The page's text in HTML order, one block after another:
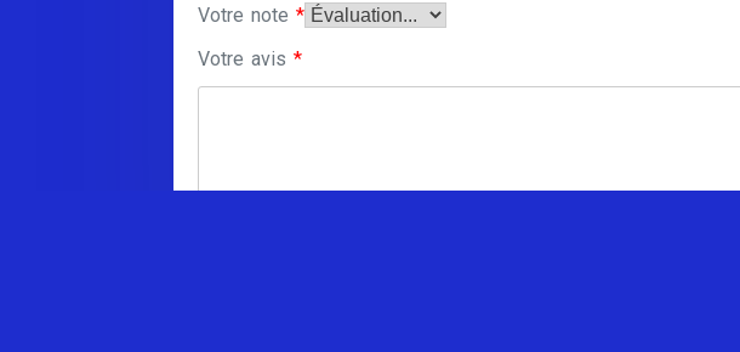
Votre note *
Votre avis *